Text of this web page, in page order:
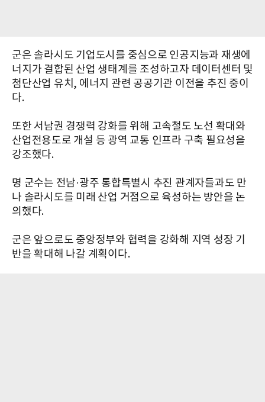
군은 솔라시도 기업도시를 중심으로 인공지능과 재생에
너지가 결합된 산업 생태계를 조성하고자 데이터센터 및
첨단산업 유치, 에너지 관련 공공기관 이전을 추진 중이
다.
또한 서남권 경쟁력 강화를 위해 고속철도 노선 확대와
산업전용도로 개설 등 광역 교통 인프라 구축 필요성을
강조했다.
명 군수는 전남·광주 통합특별시 추진 관계자들과도 만
나 솔라시도를 미래 산업 거점으로 육성하는 방안을 논
의했다.
군은 앞으로도 중앙정부와 협력을 강화해 지역 성장 기
반을 확대해 나갈 계획이다.